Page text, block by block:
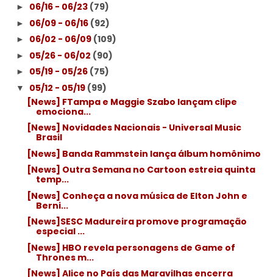
► 06/16 - 06/23 (79)
► 06/09 - 06/16 (92)
► 06/02 - 06/09 (109)
► 05/26 - 06/02 (90)
► 05/19 - 05/26 (75)
▼ 05/12 - 05/19 (99)
[News] FTampa e Maggie Szabo lançam clipe
emociona...
[News] Novidades Nacionais - Universal Music
Brasil
[News] Banda Rammstein lança álbum homônimo
[News] Outra Semana no Cartoon estreia quinta
temp...
[News] Conheça a nova música de Elton John e
Berni...
[News]SESC Madureira promove programação
especial ...
[News] HBO revela personagens de Game of
Thrones m...
[News] Alice no País das Maravilhas encerra